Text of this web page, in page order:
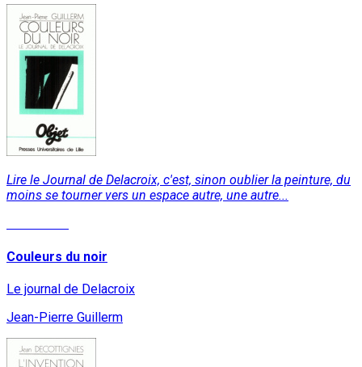
Lire le Journal de Delacroix, c'est, sinon oublier la peinture, du
moins se tourner vers un espace autre, une autre...
Couleurs du noir
Le journal de Delacroix
Jean-Pierre Guillerm